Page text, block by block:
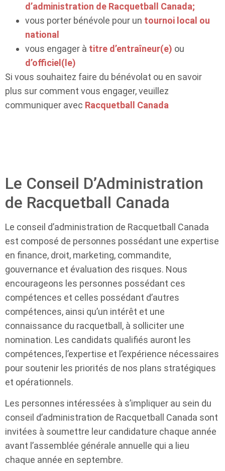
d’administration de Racquetball Canada;
vous porter bénévole pour un tournoi local ou
national
vous engager à titre d’entraîneur(e) ou
d’officiel(le)
Si vous souhaitez faire du bénévolat ou en savoir
plus sur comment vous engager, veuillez
communiquer avec Racquetball Canada
Le Conseil D’Administration
de Racquetball Canada
Le conseil d’administration de Racquetball Canada
est composé de personnes possédant une expertise
en finance, droit, marketing, commandite,
gouvernance et évaluation des risques. Nous
encourageons les personnes possédant ces
compétences et celles possédant d’autres
compétences, ainsi qu’un intérêt et une
connaissance du racquetball, à solliciter une
nomination. Les candidats qualifiés auront les
compétences, l’expertise et l’expérience nécessaires
pour soutenir les priorités de nos plans stratégiques
et opérationnels.
Les personnes intéressées à s’impliquer au sein du
conseil d’administration de Racquetball Canada sont
invitées à soumettre leur candidature chaque année
avant l’assemblée générale annuelle qui a lieu
chaque année en septembre.